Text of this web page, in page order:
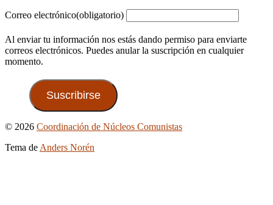
Correo electrónico(obligatorio)
Al enviar tu información nos estás dando permiso para enviarte
correos electrónicos. Puedes anular la suscripción en cualquier
momento.
Suscribirse
Ir
© 2026 Coordinación de Núcleos Comunistas
Tema de Anders Norén